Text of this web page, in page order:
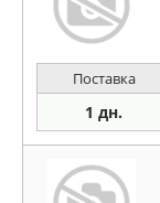
Поставка
1 дн.